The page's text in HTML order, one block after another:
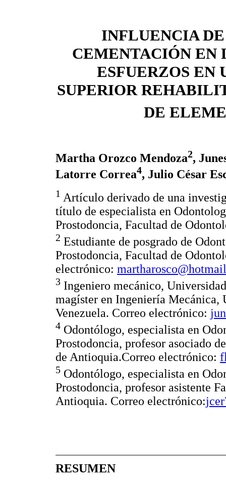
INFLUENCIA
CEMENTACIÓN EN
ESFUERZOS EN
SUPERIOR
DE
Martha Orozco Mendoza2,
Latorre Correa4, Julio César
1 Artículo derivado de una
título de especialista en
Prostodoncia, Facultad de
2 Estudiante de posgrado de
Prostodoncia, Facultad de
electrónico:
3 Ingeniero mecánico,
magíster en Ingeniería Mecánica,
Venezuela. Correo electrónico:
4 Odontólogo, especialista en
Prostodoncia, profesor asociado
de Antioquia.Correo electrónico:
5 Odontólogo, especialista en
Prostodoncia, profesor asistente
Antioquia. Correo electrónico:
RESUMEN